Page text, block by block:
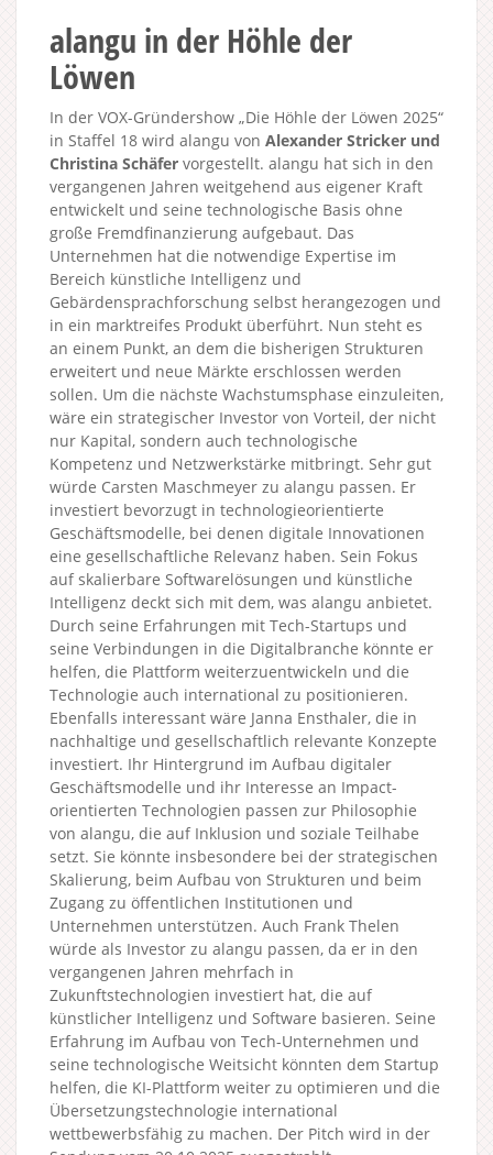
alangu in der Höhle der
Löwen
In der VOX-Gründershow „Die Höhle der Löwen 2025“
in Staffel 18 wird alangu von Alexander Stricker und
Christina Schäfer vorgestellt. alangu hat sich in den
vergangenen Jahren weitgehend aus eigener Kraft
entwickelt und seine technologische Basis ohne
große Fremdfinanzierung aufgebaut. Das
Unternehmen hat die notwendige Expertise im
Bereich künstliche Intelligenz und
Gebärdensprachforschung selbst herangezogen und
in ein marktreifes Produkt überführt. Nun steht es
an einem Punkt, an dem die bisherigen Strukturen
erweitert und neue Märkte erschlossen werden
sollen. Um die nächste Wachstumsphase einzuleiten,
wäre ein strategischer Investor von Vorteil, der nicht
nur Kapital, sondern auch technologische
Kompetenz und Netzwerkstärke mitbringt. Sehr gut
würde Carsten Maschmeyer zu alangu passen. Er
investiert bevorzugt in technologieorientierte
Geschäftsmodelle, bei denen digitale Innovationen
eine gesellschaftliche Relevanz haben. Sein Fokus
auf skalierbare Softwarelösungen und künstliche
Intelligenz deckt sich mit dem, was alangu anbietet.
Durch seine Erfahrungen mit Tech-Startups und
seine Verbindungen in die Digitalbranche könnte er
helfen, die Plattform weiterzuentwickeln und die
Technologie auch international zu positionieren.
Ebenfalls interessant wäre Janna Ensthaler, die in
nachhaltige und gesellschaftlich relevante Konzepte
investiert. Ihr Hintergrund im Aufbau digitaler
Geschäftsmodelle und ihr Interesse an Impact-
orientierten Technologien passen zur Philosophie
von alangu, die auf Inklusion und soziale Teilhabe
setzt. Sie könnte insbesondere bei der strategischen
Skalierung, beim Aufbau von Strukturen und beim
Zugang zu öffentlichen Institutionen und
Unternehmen unterstützen. Auch Frank Thelen
würde als Investor zu alangu passen, da er in den
vergangenen Jahren mehrfach in
Zukunftstechnologien investiert hat, die auf
künstlicher Intelligenz und Software basieren. Seine
Erfahrung im Aufbau von Tech-Unternehmen und
seine technologische Weitsicht könnten dem Startup
helfen, die KI-Plattform weiter zu optimieren und die
Übersetzungstechnologie international
wettbewerbsfähig zu machen. Der Pitch wird in der